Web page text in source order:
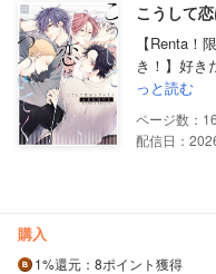
こうして
【Renta！
き！】好き
っと読む
配信日：
購入
1%還元 ：8ポイント獲得